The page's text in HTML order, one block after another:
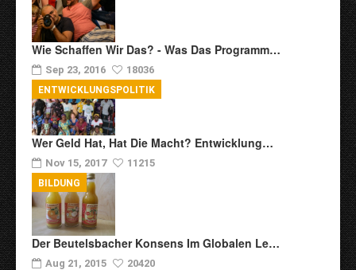
Wie Schaffen Wir Das? - Was Das Programm…
Sep 23, 2016 18036
Wer Geld Hat, Hat Die Macht? Entwicklung…
Nov 15, 2017 11215
ENTWICKLUNGSPOLITIK
Der Beutelsbacher Konsens Im Globalen Le…
Aug 21, 2015 20420
BILDUNG